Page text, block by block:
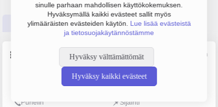
sinulle parhaan mahdollisen käyttökokemuksen.
Hyväksymällä kaikki evästeet sallit myös
ylimääräisten evästeiden käytön. Lue lisää evästeistä
ja tietosuojakäytännöstämme
Hyväksy välttämättömät
Hyväksy kaikki evästeet
Perustiedot Tilinpäätösluvut Päättäjätiedot
Lähde: YTJ, PRH, Traficom
Henkilöstömäärä
0–4
Puhelin Sijainti